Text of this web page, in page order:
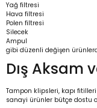
Yağ filtresi
Hava filtresi
Polen filtresi
Silecek
Ampul
gibi düzenli değişen
Dış Aksam
Tampon klipsleri, kapı
sanayi ürünler bütçe dostu